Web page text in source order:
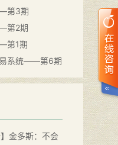
第3期
第2期
第1期
易系统——第6期
】金多斯：不会